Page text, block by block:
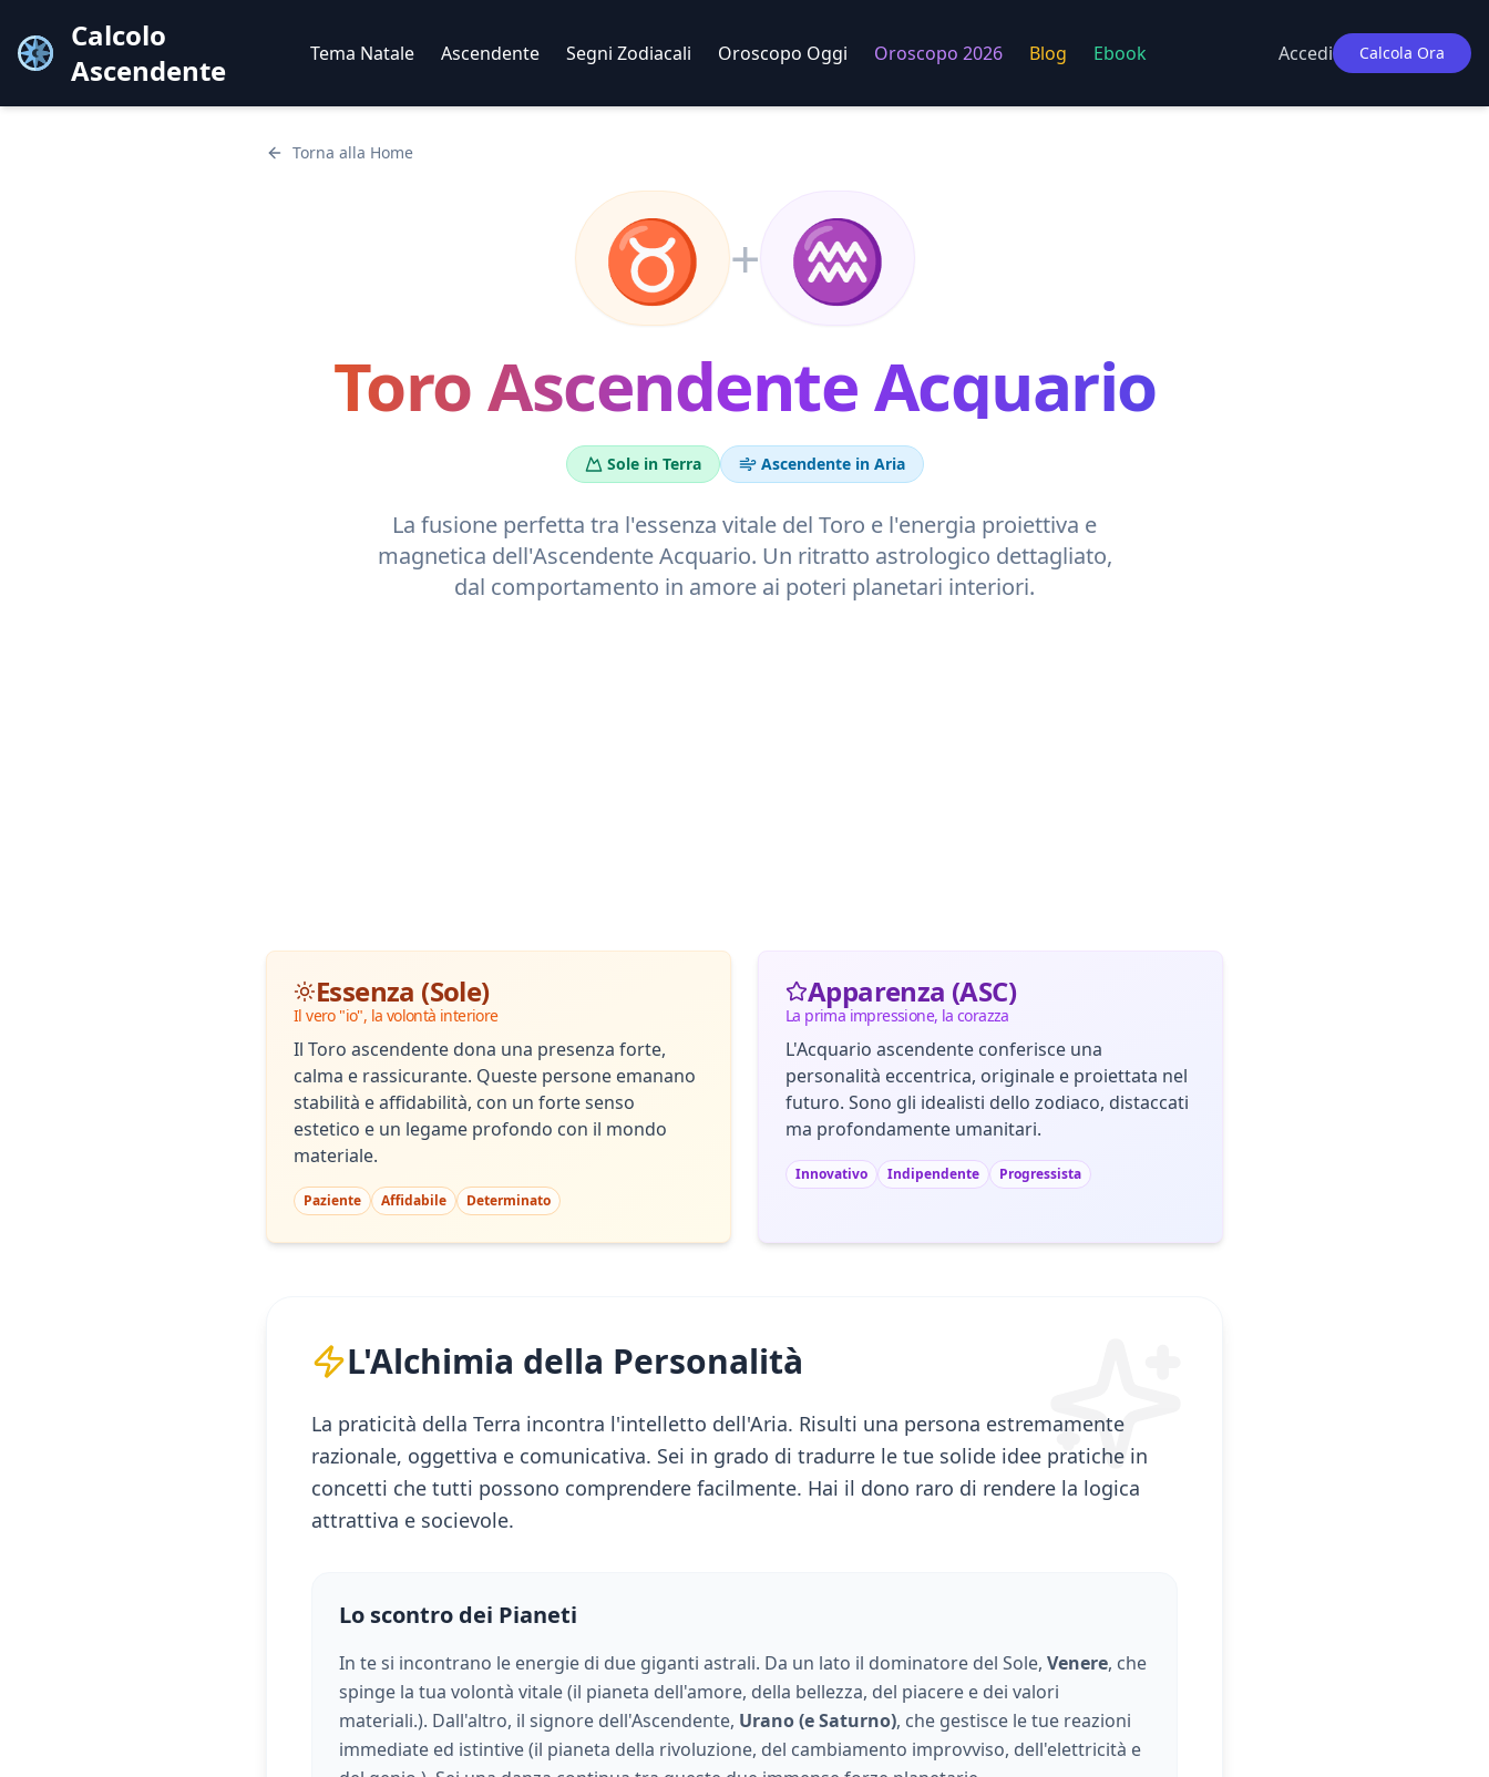
Calcolo
Ascendente
Tema Natale Ascendente Segni Zodiacali Oroscopo Oggi Oroscopo 2026 Blog Ebook Accedi Calcola Ora
Torna alla Home
♉ + ♒
ToroAscendenteAcquario
Sole in Terra Ascendente in Aria
La fusione perfetta tra l'essenza vitale del Toro e l'energia proiettiva e
magnetica dell'AscendenteAcquario. Un ritratto astrologico dettagliato,
dal comportamento in amore ai poteri planetari interiori.
Essenza (Sole)
Il vero "io", la volontà interiore
Il Toro ascendente dona una presenza forte,
calma e rassicurante. Queste persone emanano
stabilità e affidabilità, con un forte senso
estetico e un legame profondo con il mondo
materiale.
Paziente Affidabile Determinato
Apparenza (ASC)
La prima impressione, la corazza
L'Acquario ascendente conferisce una
personalità eccentrica, originale e proiettata nel
futuro. Sono gli idealisti dello zodiaco, distaccati
ma profondamente umanitari.
Innovativo Indipendente Progressista
L'Alchimia della Personalità
La praticità della Terra incontra l'intelletto dell'Aria. Risulti una persona estremamente
razionale, oggettiva e comunicativa. Sei in grado di tradurre le tue solide idee pratiche in
concetti che tutti possono comprendere facilmente. Hai il dono raro di rendere la logica
attrattiva e socievole.
Lo scontro dei Pianeti
In te si incontrano le energie di due giganti astrali. Da un lato il dominatore del Sole, Venere, che
spinge la tua volontà vitale (il pianeta dell'amore, della bellezza, del piacere e dei valori
materiali.). Dall'altro, il signore dell'Ascendente, Urano (e Saturno), che gestisce le tue reazioni
immediate ed istintive (il pianeta della rivoluzione, del cambiamento improvviso, dell'elettricità e